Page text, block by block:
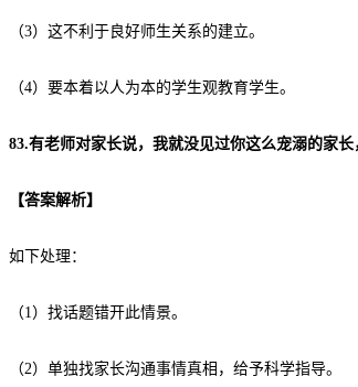
（3）这不利于良好师生关系的建立。
（4）要本着以人为本的学生观教育学生。
83.有老师对家长说，我就没见过你这么宠溺的家长
【答案解析】
如下处理：
（1）找话题错开此情景。
（2）单独找家长沟通事情真相，给予科学指导。